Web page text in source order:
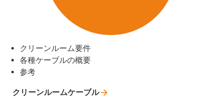
クリーンルーム要件
各種ケーブルの概要
参考
クリーンルームケーブル